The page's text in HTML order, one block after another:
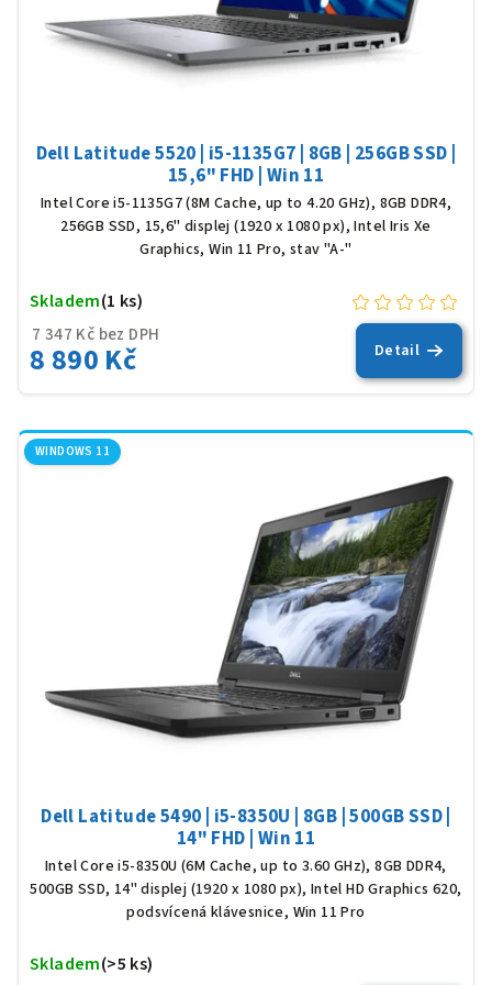
Dell Latitude 5520 | i5-1135G7 | 8GB | 256GB SSD |
15,6" FHD | Win 11
Intel Core i5-1135G7 (8M Cache, up to 4.20 GHz), 8GB DDR4,
256GB SSD, 15,6" displej (1920 x 1080 px), Intel Iris Xe
Graphics, Win 11 Pro, stav "A-"
7 347 Kč bez DPH
8 890 Kč
Skladem(1 ks)
Detail
WINDOWS 11
Dell Latitude 5490 | i5-8350U | 8GB | 500GB SSD |
14" FHD | Win 11
Intel Core i5-8350U (6M Cache, up to 3.60 GHz), 8GB DDR4,
500GB SSD, 14" displej (1920 x 1080 px), Intel HD Graphics 620,
podsvícená klávesnice, Win 11 Pro
Skladem(>5 ks)